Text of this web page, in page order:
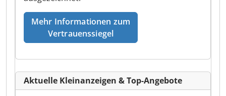
Mehr Informationen zum
Vertrauenssiegel
Aktuelle Kleinanzeigen & Top-Angebote